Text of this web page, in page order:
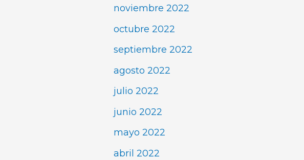
noviembre 2022
octubre 2022
septiembre 2022
agosto 2022
julio 2022
junio 2022
mayo 2022
abril 2022